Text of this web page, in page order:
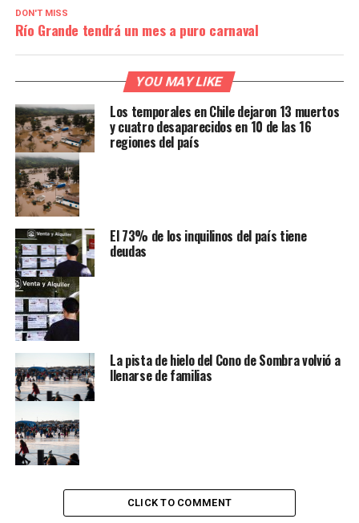
DON'T MISS
Río Grande tendrá un mes a puro carnaval
YOU MAY LIKE
Los temporales en Chile dejaron 13 muertos
y cuatro desaparecidos en 10 de las 16
regiones del país
El 73% de los inquilinos del país tiene
deudas
La pista de hielo del Cono de Sombra volvió a
llenarse de familias
CLICK TO COMMENT